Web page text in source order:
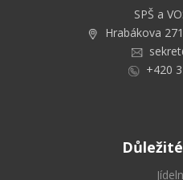
SPŠ a
Hrabákova
+420